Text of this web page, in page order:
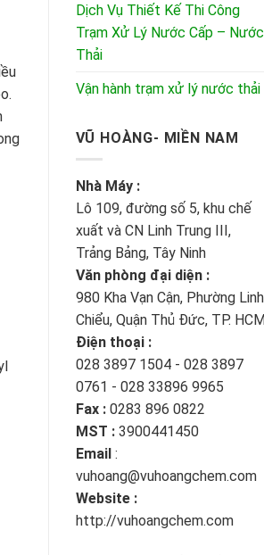
Dịch Vụ Thiết Kế Thi Công
Trạm Xử Lý Nước Cấp – Nước
Thải
Vận hành trạm xử lý nước thải
VŨ HOÀNG- MIỀN NAM
Nhà Máy :
Lô 109, đường số 5, khu chế
xuất và CN Linh Trung III,
Trảng Bảng, Tây Ninh
Văn phòng đại diện :
980 Kha Vạn Cận, Phường Linh
Chiểu, Quận Thủ Đức, TP. HCM
Điện thoại :
028 3897 1504 - 028 3897
0761 - 028 33896 9965
Fax : 0283 896 0822
MST : 3900441450
Email :
vuhoang@vuhoangchem.com
Website :
http://vuhoangchem.com